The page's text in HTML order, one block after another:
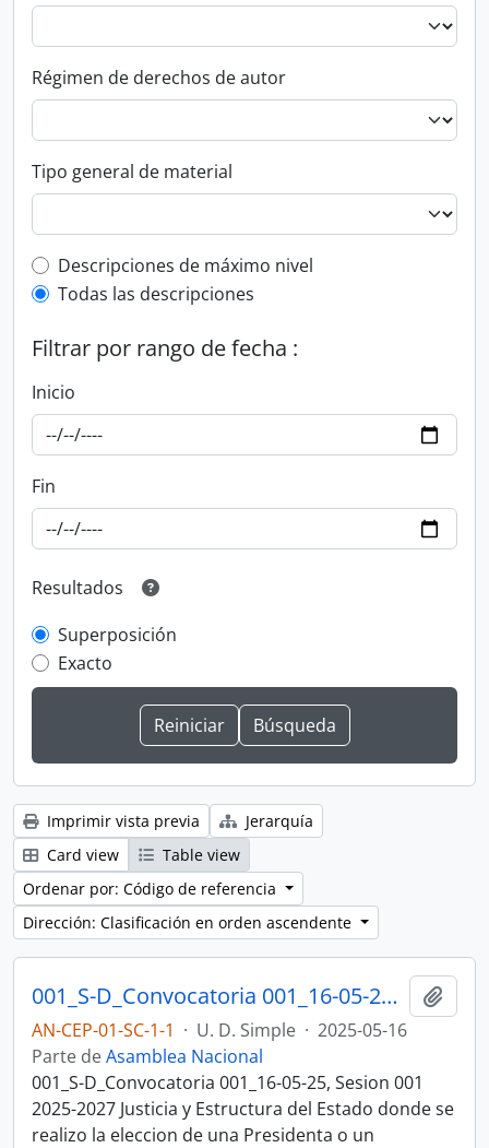
Régimen de derechos de autor
Tipo general de material
Top-level description filter
Descripciones de máximo nivel
Todas las descripciones
Filtrar por rango de fecha :
Inicio
Fin
Resultados
Superposición
Exacto
Imprimir vista previa
Jerarquía
Card view
Table view
Ordenar por: Código de referencia
Dirección: Clasificación en orden ascendente
001_S-D_Convocatoria 001_16-05-25, Sesion 001 Justicia y Estructura del Estado
AN-CEP-01-SC-1-1 · U. D. Simple · 2025-05-16
Parte deAsamblea Nacional
001_S-D_Convocatoria 001_16-05-25, Sesion 001
2025-2027 Justicia y Estructura del Estado donde se
realizo la eleccion de una Presidenta o un